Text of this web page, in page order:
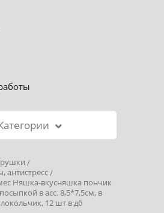
антистресс
Няшка-вкусняшка пончик
в асс. 8,5*7,5см, в
12 шт в дб